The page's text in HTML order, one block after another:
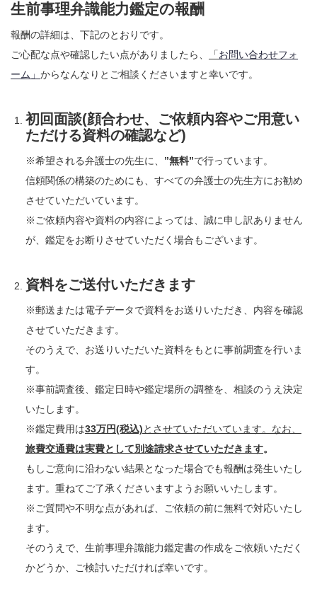
生前事理弁識能力鑑定の報酬
報酬の詳細は、下記のとおりです。
ご心配な点や確認したい点がありましたら、
「お問い合わせフォ
ーム」 からなんなりとご相談くださいますと幸いです。
初回面談(顔合わせ、ご依頼内容やご用意い
ただける資料の確認など)
※希望される弁護士の先生に、 ”無料”で行っています。
信頼関係の構築のためにも、すべての弁護士の先生方にお勧め
させていただいています。
※ご依頼内容や資料の内容によっては、誠に申し訳ありません
が、鑑定をお断りさせていただく場合もございます。
資料をご送付いただきます
※郵送または電子データで資料をお送りいただき、内容を確認
させていただきます。
そのうえで、お送りいただいた資料をもとに事前調査を行いま
す。
※事前調査後、鑑定日時や鑑定場所の調整を、相談のうえ決定
いたします。
※鑑定費用は33万円(税込)とさせていただいています。なお、
旅費交通費は実費として別途請求させていただきます。
もしご意向に沿わない結果となった場合でも報酬は発生いたし
ます。重ねてご了承くださいますようお願いいたします。
※ご質問や不明な点があれば、ご依頼の前に無料で対応いたし
ます。
そのうえで、生前事理弁識能力鑑定書の作成をご依頼いただく
かどうか、ご検討いただければ幸いです。